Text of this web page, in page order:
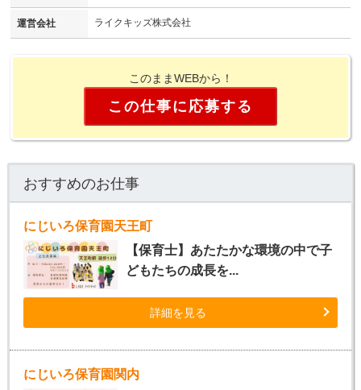
運営会社 ライクキッズ株式会社
このままWEBから！
この仕事に応募する
おすすめのお仕事
にじいろ保育園天王町
【保育士】あたたかな環境の中で子
どもたちの成長を...
詳細を見る
にじいろ保育園関内